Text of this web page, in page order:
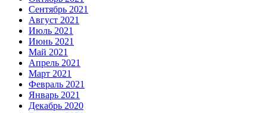
Сентябрь 2021
Август 2021
Июль 2021
Июнь 2021
Май 2021
Апрель 2021
Март 2021
Февраль 2021
Январь 2021
Декабрь 2020